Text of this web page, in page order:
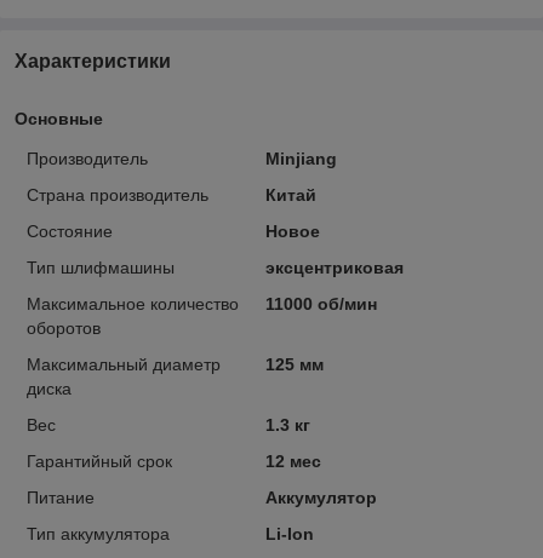
Характеристики
Основные
Производитель
Minjiang
Страна производитель
Китай
Состояние
Новое
Тип шлифмашины
эксцентриковая
Максимальное количество
оборотов
11000 об/мин
Максимальный диаметр
диска
125 мм
Вес
1.3 кг
Гарантийный срок
12 мес
Питание
Аккумулятор
Тип аккумулятора
Li-Ion